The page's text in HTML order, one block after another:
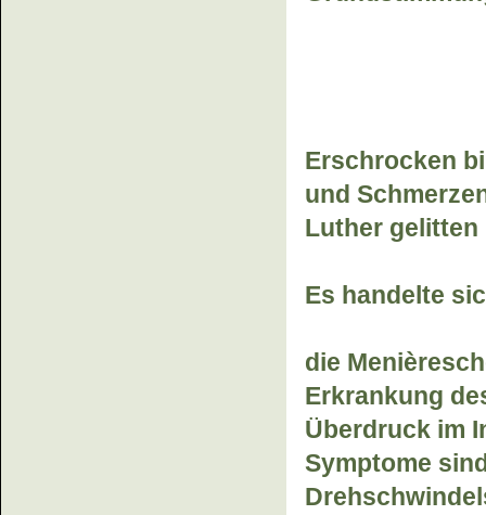
Erschrocken
und
Luther gelitten
Es handelte
die
Erkrankung
Überdruck im
Symptome